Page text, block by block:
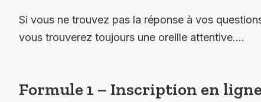
Si vous ne trouvez pas la réponse à vos
vous trouverez toujours une oreille attentive….
Formule 1 – Inscription en